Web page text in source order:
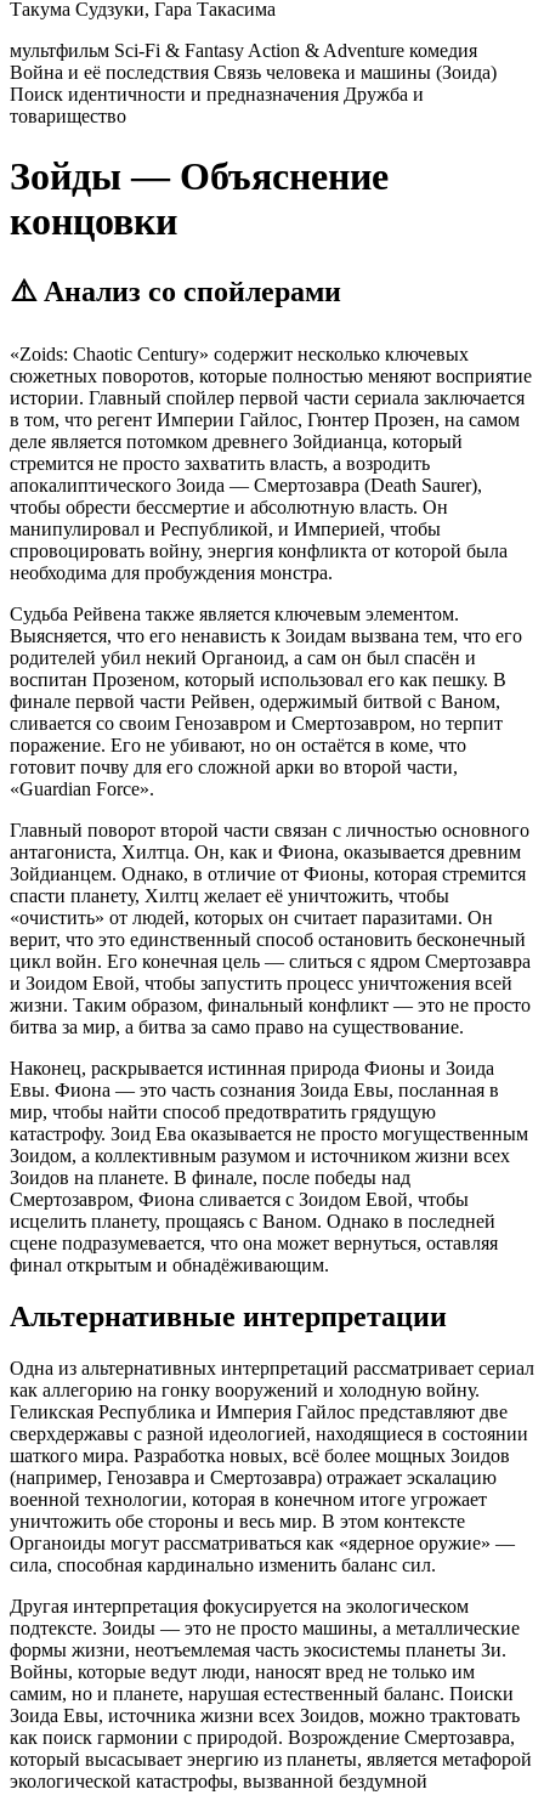
Такума Судзуки, Гара Такасима
мультфильм Sci-Fi & Fantasy Action & Adventure комедия
Война и её последствия Связь человека и машины (Зоида)
Поиск идентичности и предназначения Дружба и
товарищество
Зойды — Объяснение
концовки
⚠️ Анализ со спойлерами
«Zoids: Chaotic Century» содержит несколько ключевых
сюжетных поворотов, которые полностью меняют восприятие
истории. Главный спойлер первой части сериала заключается
в том, что регент Империи Гайлос, Гюнтер Прозен, на самом
деле является потомком древнего Зойдианца, который
стремится не просто захватить власть, а возродить
апокалиптического Зоида — Смертозавра (Death Saurer),
чтобы обрести бессмертие и абсолютную власть. Он
манипулировал и Республикой, и Империей, чтобы
спровоцировать войну, энергия конфликта от которой была
необходима для пробуждения монстра.
Судьба Рейвена также является ключевым элементом.
Выясняется, что его ненависть к Зоидам вызвана тем, что его
родителей убил некий Органоид, а сам он был спасён и
воспитан Прозеном, который использовал его как пешку. В
финале первой части Рейвен, одержимый битвой с Ваном,
сливается со своим Генозавром и Смертозавром, но терпит
поражение. Его не убивают, но он остаётся в коме, что
готовит почву для его сложной арки во второй части,
«Guardian Force».
Главный поворот второй части связан с личностью основного
антагониста, Хилтца. Он, как и Фиона, оказывается древним
Зойдианцем. Однако, в отличие от Фионы, которая стремится
спасти планету, Хилтц желает её уничтожить, чтобы
«очистить» от людей, которых он считает паразитами. Он
верит, что это единственный способ остановить бесконечный
цикл войн. Его конечная цель — слиться с ядром Смертозавра
и Зоидом Евой, чтобы запустить процесс уничтожения всей
жизни. Таким образом, финальный конфликт — это не просто
битва за мир, а битва за само право на существование.
Наконец, раскрывается истинная природа Фионы и Зоида
Евы. Фиона — это часть сознания Зоида Евы, посланная в
мир, чтобы найти способ предотвратить грядущую
катастрофу. Зоид Ева оказывается не просто могущественным
Зоидом, а коллективным разумом и источником жизни всех
Зоидов на планете. В финале, после победы над
Смертозавром, Фиона сливается с Зоидом Евой, чтобы
исцелить планету, прощаясь с Ваном. Однако в последней
сцене подразумевается, что она может вернуться, оставляя
финал открытым и обнадёживающим.
Альтернативные интерпретации
Одна из альтернативных интерпретаций рассматривает сериал
как аллегорию на гонку вооружений и холодную войну.
Геликская Республика и Империя Гайлос представляют две
сверхдержавы с разной идеологией, находящиеся в состоянии
шаткого мира. Разработка новых, всё более мощных Зоидов
(например, Генозавра и Смертозавра) отражает эскалацию
военной технологии, которая в конечном итоге угрожает
уничтожить обе стороны и весь мир. В этом контексте
Органоиды могут рассматриваться как «ядерное оружие» —
сила, способная кардинально изменить баланс сил.
Другая интерпретация фокусируется на экологическом
подтексте. Зоиды — это не просто машины, а металлические
формы жизни, неотъемлемая часть экосистемы планеты Зи.
Войны, которые ведут люди, наносят вред не только им
самим, но и планете, нарушая естественный баланс. Поиски
Зоида Евы, источника жизни всех Зоидов, можно трактовать
как поиск гармонии с природой. Возрождение Смертозавра,
который высасывает энергию из планеты, является метафорой
экологической катастрофы, вызванной бездумной